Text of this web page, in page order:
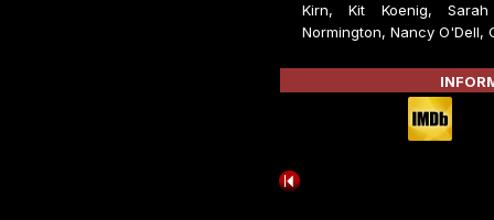
Kirn, Kit Koenig,
Normington, Nancy O'Dell,